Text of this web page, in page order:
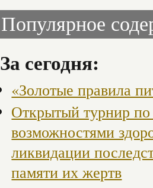
Популярное
За сегодня:
«Золотые правила
Открытый турнир
возможностями
ликвидации
памяти их жертв